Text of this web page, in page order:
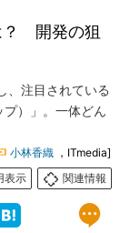
？ 開発の狙
、注目されている
）」。一体どん
小林香織 ，ITmedia]
表示
関連情報